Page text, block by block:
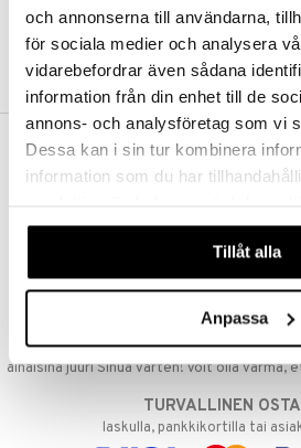
och annonserna till användarna,
för sociala medier och analysera
vidarebefordrar även sådana
information från din enhet till de
annons- och analysföretag som vi
Dessa kan i sin tur kombinera
information som du har
våra cookies vid fortsatt
Tillåt alla
Anpassa
LUO ASIAKAS
ILMAINEN TOIMITUS
NOPEAT
päivänä
EDULLISET
Ostamalla suuria eriä tuotteita
alhaisina juuri Sinua varten! Voit olla
TURVALLINEN
laskulla, pankkikortilla tai